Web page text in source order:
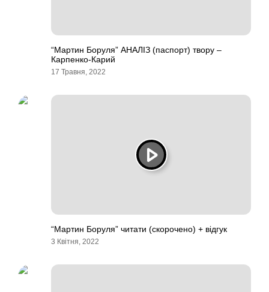
“Мартин Боруля” АНАЛІЗ (паспорт) твору –
Карпенко-Карий
17 Травня, 2022
“Мартин Боруля” читати (скорочено) + відгук
3 Квітня, 2022